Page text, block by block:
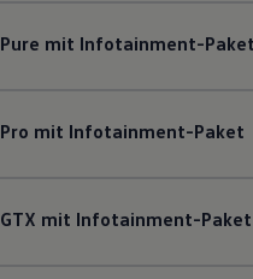
Pure mit Infotainment-Paket
Pro mit Infotainment-Paket
GTX mit Infotainment-Paket